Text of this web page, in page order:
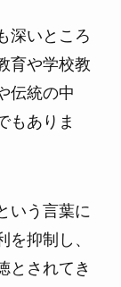
深いところ
育や学校教
伝統の中
もありま
いう言葉に
抑制し、
とされてき